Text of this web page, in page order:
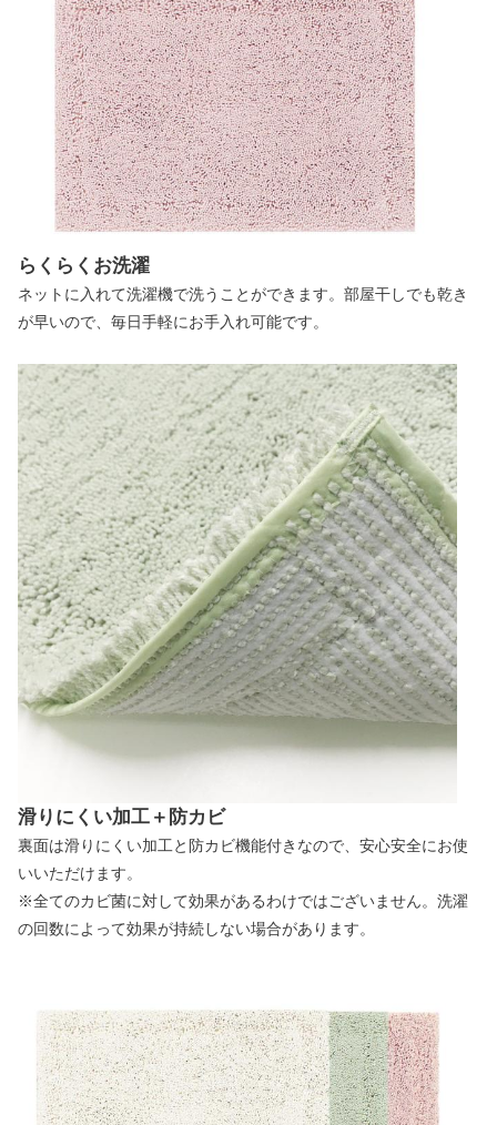
らくらくお洗濯
ネットに入れて洗濯機で洗うことができます。部屋干しでも乾き
が早いので、毎日手軽にお手入れ可能です。
滑りにくい加工＋防カビ
裏面は滑りにくい加工と防カビ機能付きなので、安心安全にお使
いいただけます。
※全てのカビ菌に対して効果があるわけではございません。洗濯
の回数によって効果が持続しない場合があります。